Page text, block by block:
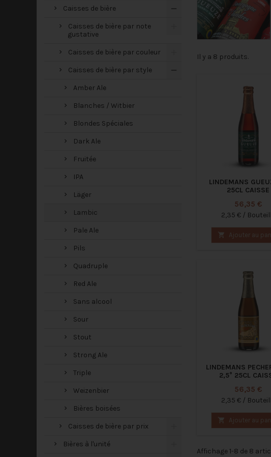
Caisses de bière
Caisses de bière par note
gustative
Caisses de bière par couleur
Caisses de bière par style
Amber Ale
Blanches / Witbier
Blondes Spéciales
Dark Ale
Fruitée
IPA
Läger
Lambic
Pale Ale
Pils
Quadruple
Red Ale
Sans alcool
Sour
Stout
Strong Ale
Triple
Weizenbier
Bières boisées
Caisses de bière par prix
Bières à l'unité
Il y a 8 produits.
LINDEMANS
25CL CAISSE
Prix
56,35 €
2,35 € /
 Ajouter au
LINDEMANS
2,5° 25CL
Prix
56,35 €
2,35 € /
 Ajouter au
Affichage 1-8 de 8